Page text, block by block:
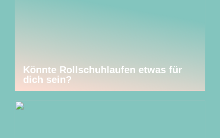
Könnte Rollschuhlaufen etwas für
dich sein?